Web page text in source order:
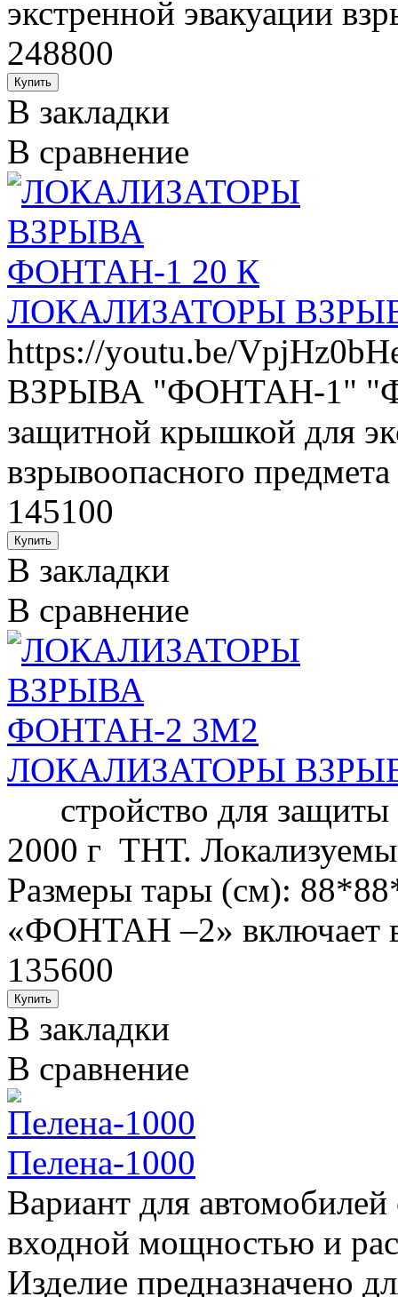
экстренной эвакуации
248800
В закладки
В сравнение
ЛОКАЛИЗАТОРЫ
https://youtu.be/
ВЗРЫВА "ФОНТАН-1"
защитной крышкой для
взрывоопасного
145100
В закладки
В сравнение
ЛОКАЛИЗАТОРЫ
стройство для защиты
2000 г ТНТ.
Размеры тары (см):
«ФОНТАН –2» включает в
135600
В закладки
В сравнение
Пелена-1000
Вариант для
входной мощностью и
Изделие предназначено